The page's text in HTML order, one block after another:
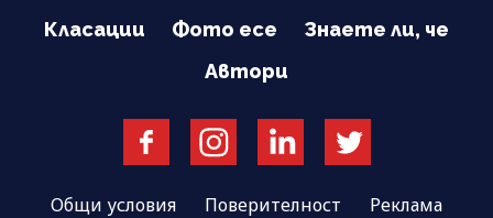
Класации
Фото есе
Знаете ли, че
Автори
Общи условия Поверителност Реклама